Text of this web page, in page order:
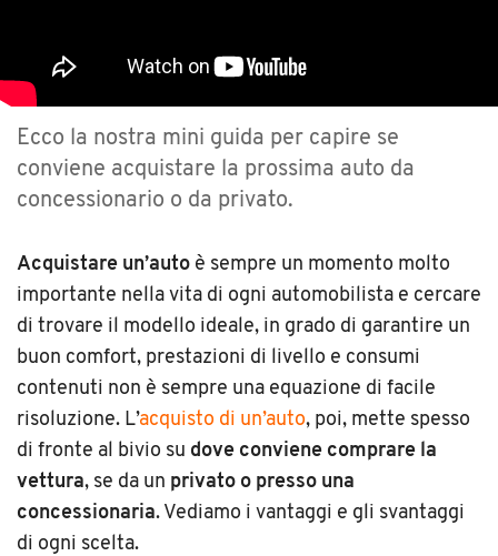
Ecco la nostra mini guida per capire se
conviene acquistare la prossima auto da
concessionario o da privato.
Acquistare un’auto è sempre un momento molto
importante nella vita di ogni automobilista e cercare
di trovare il modello ideale, in grado di garantire un
buon comfort, prestazioni di livello e consumi
contenuti non è sempre una equazione di facile
risoluzione. L’acquisto di un’auto, poi, mette spesso
di fronte al bivio su dove conviene comprare la
vettura, se da un privato o presso una
concessionaria. Vediamo i vantaggi e gli svantaggi
di ogni scelta.